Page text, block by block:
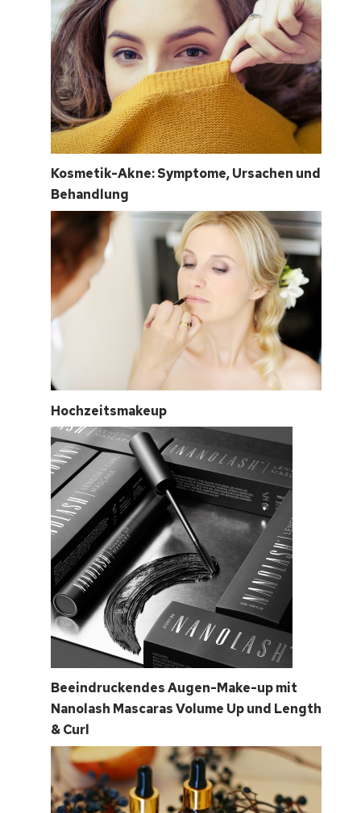
Kosmetik-Akne: Symptome, Ursachen und
Behandlung
Hochzeitsmakeup
Beeindruckendes Augen-Make-up mit
Nanolash Mascaras Volume Up und Length
& Curl